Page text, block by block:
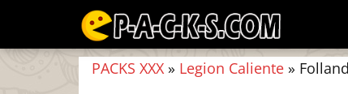
PACKS XXX » Legion Caliente »